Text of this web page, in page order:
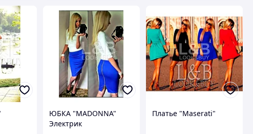
ЮБКА "MADONNA"
Электрик
Платье "Maserati"